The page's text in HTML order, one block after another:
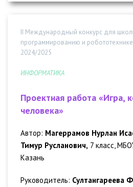
II Международный конкурс для
программированию и
2024/2025
ИНФОРМАТИКА
Проектная работа «Игра,
человека»
Автор: Магеррамов Нурлан
Тимур Русланович, 7 класс,
Казань
Руководитель: Султангареева